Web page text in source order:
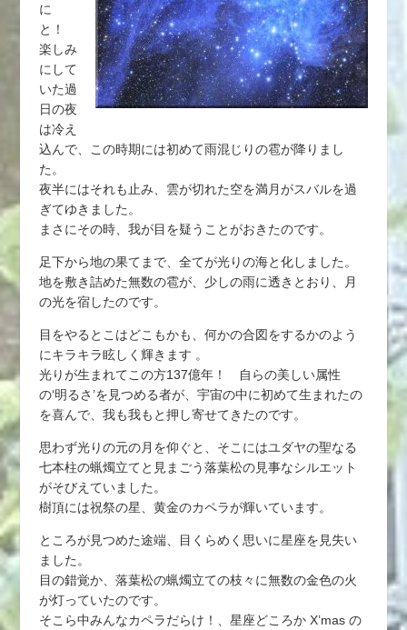
に
と！
楽しみ
にして
いた過
日の夜
は冷え
込んで、この時期には初めて雨混じりの雹が降りまし
た。
夜半にはそれも止み、雲が切れた空を満月がスバルを過
ぎてゆきました。
まさにその時、我が目を疑うことがおきたのです。
足下から地の果てまで、全てが光りの海と化しました。
地を敷き詰めた無数の雹が、少しの雨に透きとおり、月
の光を宿したのです。
目をやるとこはどこもかも、何かの合図をするかのよう
にキラキラ眩しく輝きます 。
光りが生まれてこの方137億年！ 自らの美しい属性
の‘明るさ’を見つめる者が、宇宙の中に初めて生まれたの
を喜んで、我も我もと押し寄せてきたのです。
思わず光りの元の月を仰ぐと、そこにはユダヤの聖なる
七本柱の蝋燭立てと見まごう落葉松の見事なシルエット
がそびえていました。
樹頂には祝祭の星、黄金のカペラが輝いています。
ところが見つめた途端、目くらめく思いに星座を見失い
ました。
目の錯覚か、落葉松の蝋燭立ての枝々に無数の金色の火
が灯っていたのです。
そこら中みんなカペラだらけ！、星座どころか X’mas の